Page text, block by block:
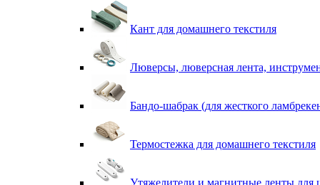
Кант для домашнего текстиля
Люверсы, люверсная лента,
Бандо-шабрак (для жесткого
Термостежка для домашнего текстиля
Утяжелители и магнитные ленты для